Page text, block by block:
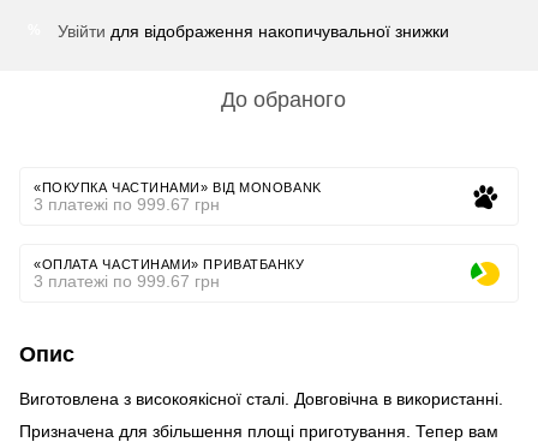
Увійти для відображення накопичувальної знижки
До обраного
«ПОКУПКА ЧАСТИНАМИ» ВІД MONOBANK
3 платежі по 999.67 грн
«ОПЛАТА ЧАСТИНАМИ» ПРИВАТБАНКУ
3 платежі по 999.67 грн
Опис
Виготовлена з високоякісної сталі. Довговічна в використанні.
Призначена для збільшення площі приготування. Тепер вам